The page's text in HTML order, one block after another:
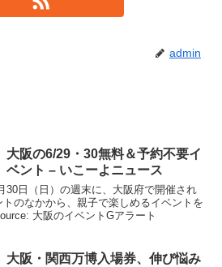
admin
大阪の6/29・30無料＆予約不要イ
ベント – いこーよニュース
30日（日）の週末に、大阪府で開催され
のなかから、親子で楽しめるイベントを
大阪のイベントGアラート
大阪 ・関西万博入場券、伸び悩み